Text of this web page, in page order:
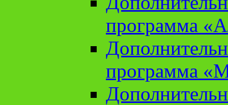
программа
программа